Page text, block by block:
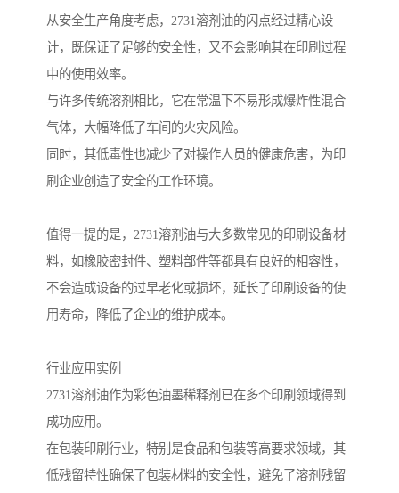
从安全生产角度考虑，2731溶剂油的闪点经过精心设
计，既保证了足够的安全性，又不会影响其在印刷过程
中的使用效率。
与许多传统溶剂相比，它在常温下不易形成爆炸性混合
气体，大幅降低了车间的火灾风险。
同时，其低毒性也减少了对操作人员的健康危害，为印
刷企业创造了安全的工作环境。
值得一提的是，2731溶剂油与大多数常见的印刷设备材
料，如橡胶密封件、塑料部件等都具有良好的相容性，
不会造成设备的过早老化或损坏，延长了印刷设备的使
用寿命，降低了企业的维护成本。
行业应用实例
2731溶剂油作为彩色油墨稀释剂已在多个印刷领域得到
成功应用。
在包装印刷行业，特别是食品和包装等高要求领域，其
低残留特性确保了包装材料的安全性，避免了溶剂残留